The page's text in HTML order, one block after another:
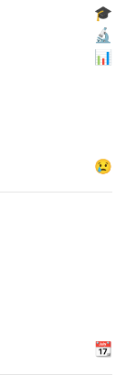
🎓
🔬
📊
😢
📆